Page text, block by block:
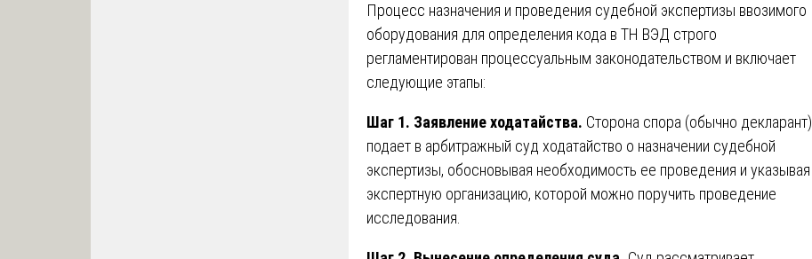
Процесс назначения и проведения судебной экспертизы ввозимого
оборудования для определения кода в ТН ВЭД строго
регламентирован процессуальным законодательством и включает
следующие этапы:
Шаг 1. Заявление ходатайства. Сторона спора (обычно декларант)
подает в арбитражный суд ходатайство о назначении судебной
экспертизы, обосновывая необходимость ее проведения и указывая
экспертную организацию, которой можно поручить проведение
исследования.